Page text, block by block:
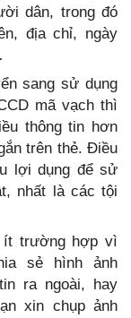
dân, trong đó
địa chỉ, ngày
sang sử dụng
mã vạch thì
thông tin hơn
trên thẻ. Điều
lợi dụng để sử
nhất là các tội
ít trường hợp vì
sẻ hình ảnh
ra ngoài, hay
xin chụp ảnh